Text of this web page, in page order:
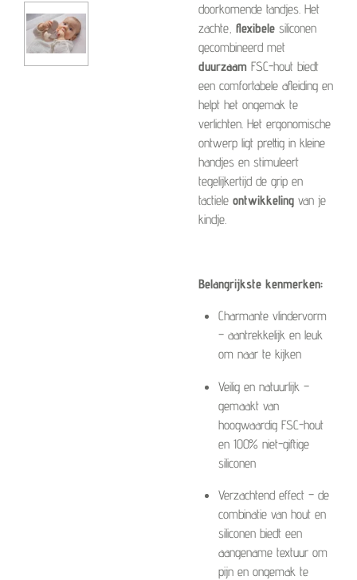
doorkomende tandjes. Het
zachte, flexibele siliconen
gecombineerd met
duurzaam FSC-hout biedt
een comfortabele afleiding en
helpt het ongemak te
verlichten. Het ergonomische
ontwerp ligt prettig in kleine
handjes en stimuleert
tegelijkertijd de grip en
tactiele ontwikkeling van je
kindje.
Belangrijkste kenmerken:
Charmante vlindervorm
– aantrekkelijk en leuk
om naar te kijken
Veilig en natuurlijk –
gemaakt van
hoogwaardig FSC-hout
en 100% niet-giftige
siliconen
Verzachtend effect – de
combinatie van hout en
siliconen biedt een
aangename textuur om
pijn en ongemak te